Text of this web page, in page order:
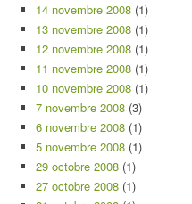
14 novembre 2008 (1)
13 novembre 2008 (1)
12 novembre 2008 (1)
11 novembre 2008 (1)
10 novembre 2008 (1)
7 novembre 2008 (3)
6 novembre 2008 (1)
5 novembre 2008 (1)
29 octobre 2008 (1)
27 octobre 2008 (1)